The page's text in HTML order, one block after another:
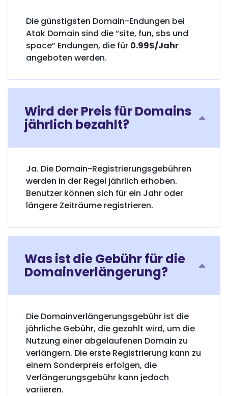
Die günstigsten Domain-Endungen bei
Atak Domain sind die “site, fun, sbs und
space” Endungen, die für 0.99$/Jahr
angeboten werden.
Wird der Preis für Domains
jährlich bezahlt?
Ja. Die Domain-Registrierungsgebühren
werden in der Regel jährlich erhoben.
Benutzer können sich für ein Jahr oder
längere Zeiträume registrieren.
Was ist die Gebühr für die
Domainverlängerung?
Die Domainverlängerungsgebühr ist die
jährliche Gebühr, die gezahlt wird, um die
Nutzung einer abgelaufenen Domain zu
verlängern. Die erste Registrierung kann zu
einem Sonderpreis erfolgen, die
Verlängerungsgebühr kann jedoch
variieren.